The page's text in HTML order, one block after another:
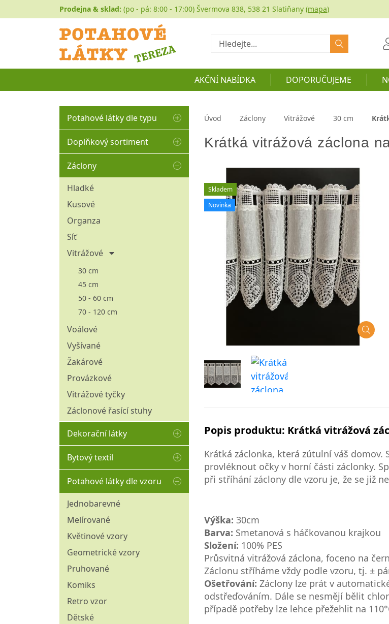
Prodejna & sklad: (po - pá: 8:00 - 17:00) Švermova 838, 538 21 Slatiňany (mapa)
Hledat
AKČNÍ NABÍDKA DOPORUČUJEME
Potahové látky dle typu
Autočalounění
Buklé
Koženka
Historické a gobelíny
Manšestr
Mikroplyše
Omyvatelné - aqua clean
Pružné
Přírodní
Tištěné
Tkané hladké (bez vlasu)
Tkané plyše
Umělá kožešina
Venkovní (nepromokavé)
Žinylkové
Doplňkový sortiment
Matracovina
Molitany
Ozdobné borty
Ozdobné střapce
Ozdobné šňůry
Záclony
Hladké
Kusové
Organza
Síť
Vitrážové
30 cm
45 cm
50 - 60 cm
70 - 120 cm
Voálové
Vyšívané
Žakárové
Provázkové
Vitrážové tyčky
Záclonové řasící stuhy
Dekorační látky
100% bavlna
Blackout
Režné
Sýpkovina
Štoly
Ubrusoviny
Vánoční dekorační látky
Závěsové látky
Bytový textil
Matracový chránič
Polštáře
Povlaky na polštáře
Povlečení
Přikrývky
Potahové látky dle vzoru
Jednobarevné
Melírované
Květinové vzory
Geometrické vzory
Pruhované
Komiks
Retro vzor
Dětské
Úvod Záclony Vitrážové 30 cm
Krátká vitrážová záclona
Skladem
Novinka
Popis produktu: Krátká vitrážová
Krátká záclonka, která zútulní váš domov.
provléknout očky v horní části záclonky.
při stříhání záclony dle vzoru je, že se již
Výška: 30cm
Barva: Smetanová s háčkovanou krajkou
Složení: 100% PES
Průsvitná vitrážová záclona, foceno na
Záclonu stříháme vždy podle vzoru, tj. ±
Ošetřování: Záclony lze prát v
odstřeďováním. Dále se nesmějí bělit
případě potřeby lze lehce přežehlit na